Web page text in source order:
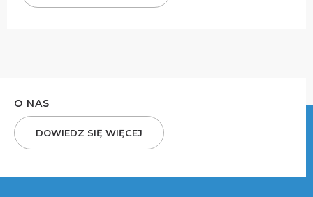
O NAS
DOWIEDZ SIĘ WIĘCEJ